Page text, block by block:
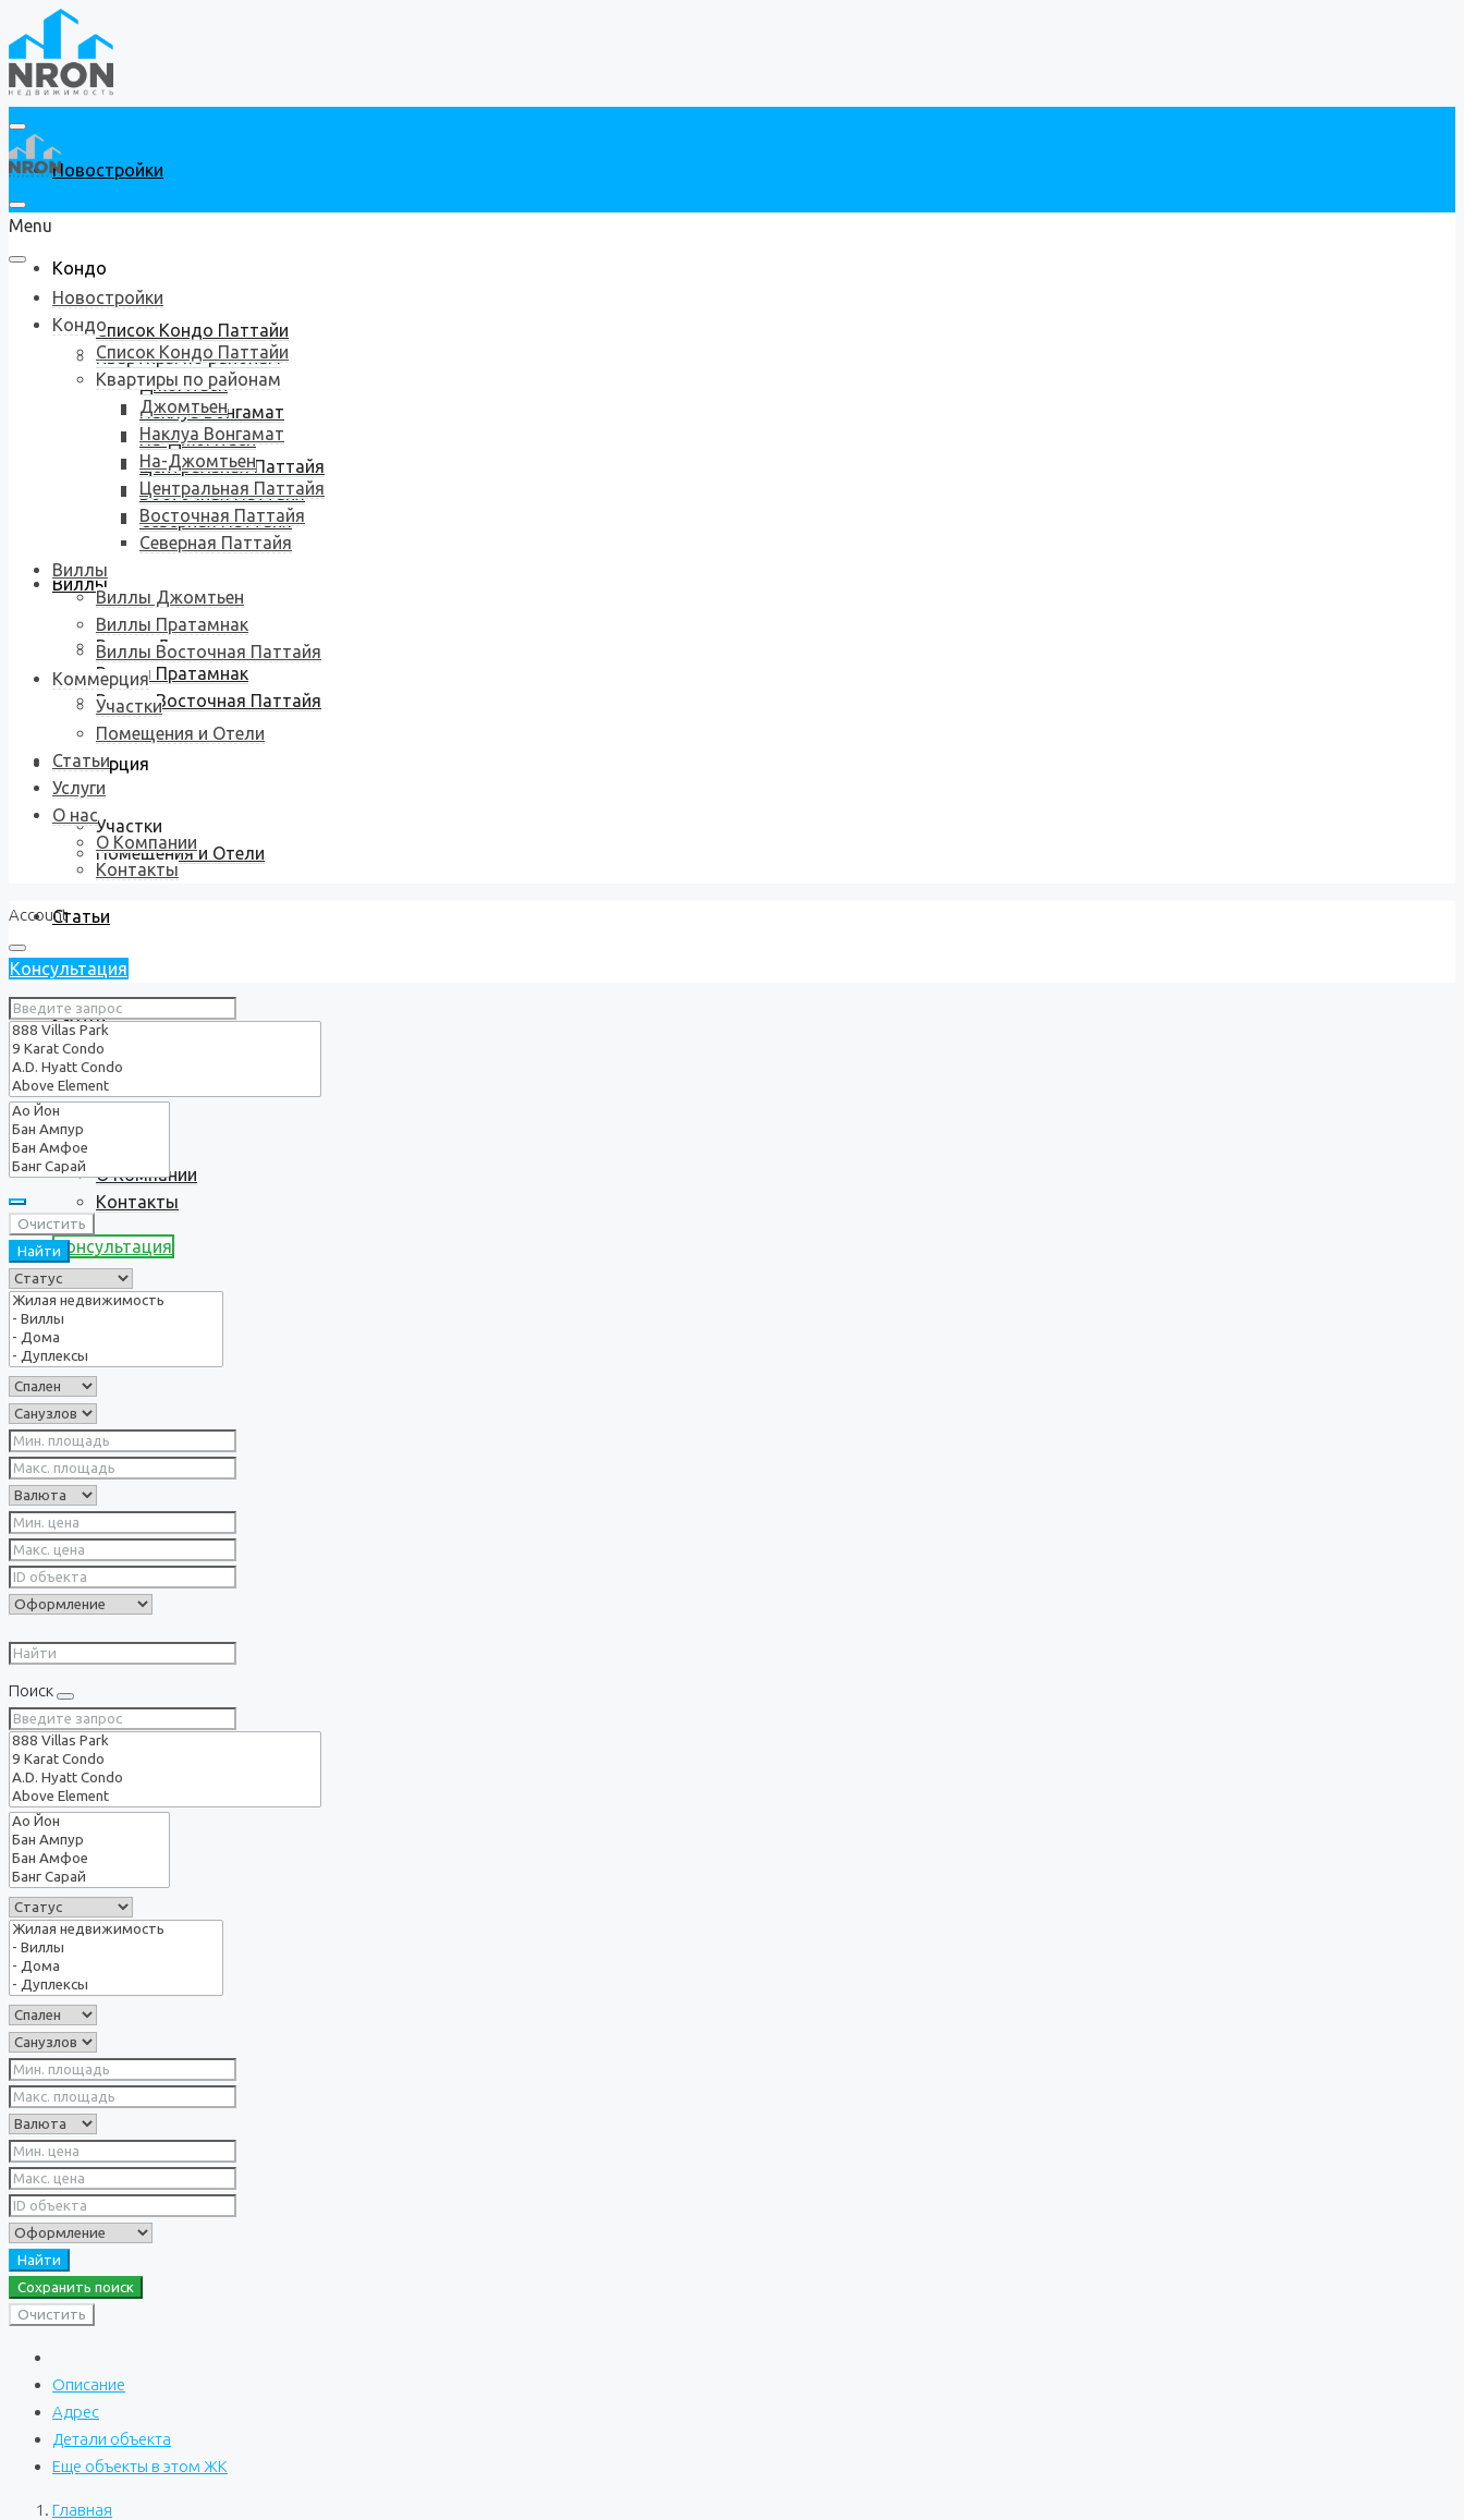
Новостройки
Кондо
Список Кондо Паттайи
Квартиры по районам
Джомтьен
Наклуа Вонгамат
На-Джомтьен
Центральная Паттайя
Восточная Паттайя
Северная Паттайя
Виллы
Виллы Джомтьен
Виллы Пратамнак
Виллы Восточная Паттайя
Коммерция
Участки
Помещения и Отели
Статьи
Услуги
О нас
О Компании
Контакты
Консультация
Menu
Новостройки
Кондо
Список Кондо Паттайи
Квартиры по районам
Джомтьен
Наклуа Вонгамат
На-Джомтьен
Центральная Паттайя
Восточная Паттайя
Северная Паттайя
Виллы
Виллы Джомтьен
Виллы Пратамнак
Виллы Восточная Паттайя
Коммерция
Участки
Помещения и Отели
Статьи
Услуги
О нас
О Компании
Контакты
Account
Консультация
Очистить
Найти
Поиск
Найти
Сохранить поиск
Очистить
Описание
Адрес
Детали объекта
Еще объекты в этом ЖК
Главная